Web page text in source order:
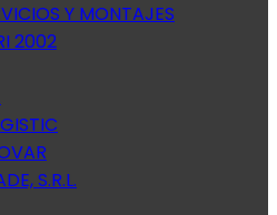
Y MONTAJES
2002
S.R.L.